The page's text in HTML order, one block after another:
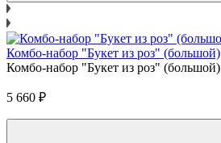
Комбо-набор "Букет из роз" (большой)
Комбо-набор "Букет из роз" (большой)
5 660 ₽